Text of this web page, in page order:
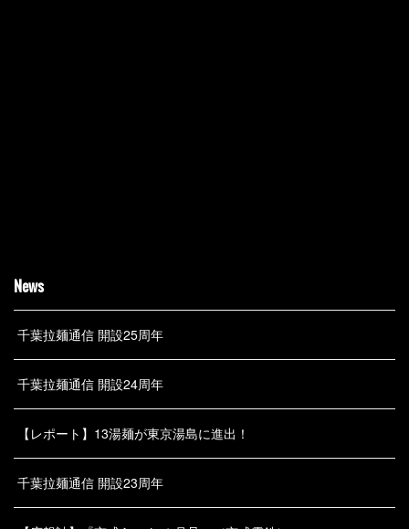
News
千葉拉麺通信 開設25周年
千葉拉麺通信 開設24周年
【レポート】13湯麺が東京湯島に進出！
千葉拉麺通信 開設23周年